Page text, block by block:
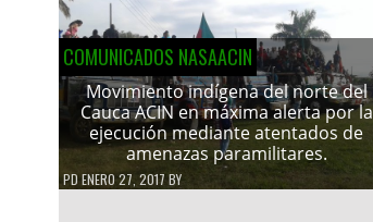
COMUNICADOS NASAACIN
Movimiento indígena del norte del
Cauca ACIN en máxima alerta por la
ejecución mediante atentados de
amenazas paramilitares.
PD ENERO 27, 2017 BY